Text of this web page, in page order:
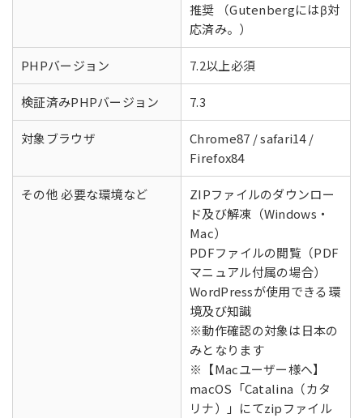
推奨 （Gutenbergにはβ対
応済み。）
PHPバージョン 7.2以上必須
検証済みPHPバージョン 7.3
対象ブラウザ
Chrome87 / safari14 /
Firefox84
その他 必要な環境など
ZIPファイルのダウンロー
ド及び解凍（Windows・
Mac）
PDFファイルの閲覧（PDF
マニュアル付属の場合）
WordPressが使用できる環
境及び知識
※動作確認の対象は日本の
みとなります
※【Macユーザー様へ】
macOS「Catalina（カタ
リナ）」にてzipファイル